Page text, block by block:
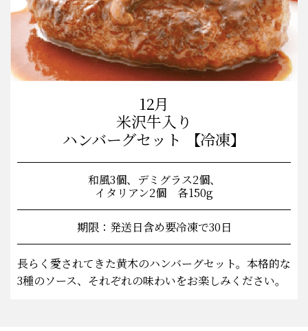
12月
米沢牛入り
ハンバーグセット 【冷凍】
和風3個、デミグラス2個、
イタリアン2個 各150g
期限：発送日含め要冷凍で30日
長らく愛されてきた黄木のハンバーグセット。本格的な
3種のソース、それぞれの味わいをお楽しみください。